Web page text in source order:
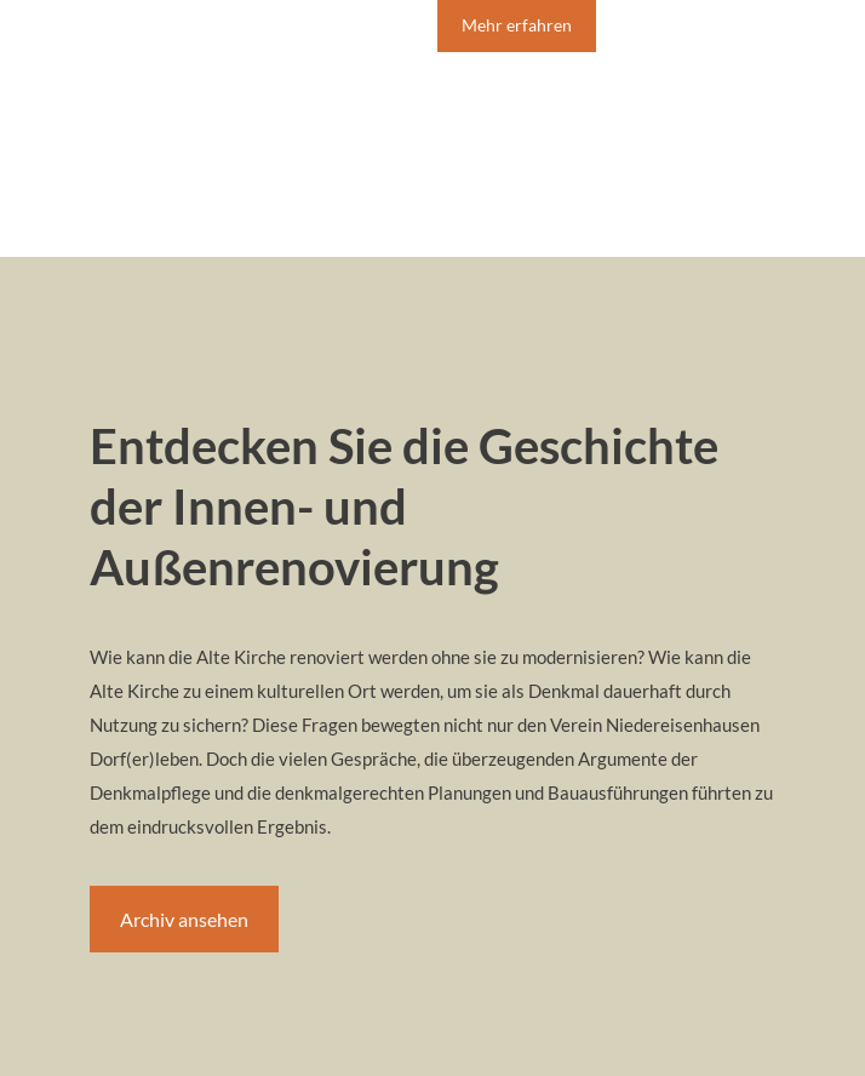
Mehr erfahren
Entdecken Sie die Geschichte
der Innen- und
Außenrenovierung
Wie kann die Alte Kirche renoviert werden ohne sie zu modernisieren? Wie kann die
Alte Kirche zu einem kulturellen Ort werden, um sie als Denkmal dauerhaft durch
Nutzung zu sichern? Diese Fragen bewegten nicht nur den Verein Niedereisenhausen
Dorf(er)leben. Doch die vielen Gespräche, die überzeugenden Argumente der
Denkmalpflege und die denkmalgerechten Planungen und Bauausführungen führten zu
dem eindrucksvollen Ergebnis.
Archiv ansehen